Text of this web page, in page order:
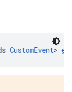
CustomEvent>